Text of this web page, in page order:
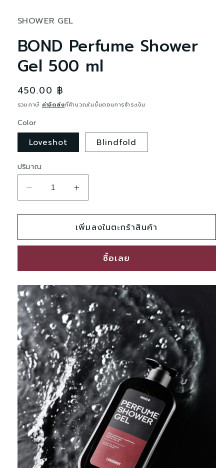
ดอล
SHOWER GEL
BOND Perfume Shower
Gel 500 ml
ราคา
ปกติ
450.00 ฿
รวมภาษี ค่าจัดส่งที่คำนวณในขั้นตอนการชำระเงิน
Color
Loveshot Blindfold
ปริมาณ
BOND
Gel
500
ml
สำหรับ
BOND
Perfume
Shower
Gel
500
ml
เพิ่มลงในตะกร้าสินค้า
ซื้อเลย